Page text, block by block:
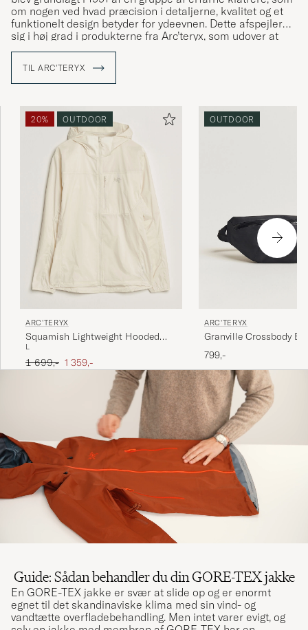
om nogen ved hvad præcision i detaljerne, kvalitet og et
funktionelt design betyder for ydeevnen. Dette afspejler
sig i høj grad i produkterne fra Arc’teryx, som udover at
besidde gode funktionelle egenskaber også har et flot,
med inspiration fra ”Archaeopteryx”, den første dinosaurer
som udviklede fjer for at kunne flyve, og symboliserer
TIL ARC'TERYX
20% OUTDOOR
ARC'TERYX
Squamish Lightweight Hooded
Jacket Sea Salt
L
Ordinary pris
1 699,- Nedsat pris
1 359,-
OUTDOOR
ARC'TERYX
Granville Crossbody
799,-
Guide: Sådan behandler du din GORE-TEX jakke
En GORE-TEX jakke er svær at slide op og er enormt
egnet til det skandinaviske klima med sin vind- og
vandtætte overfladebehandling. Men intet varer evigt, og